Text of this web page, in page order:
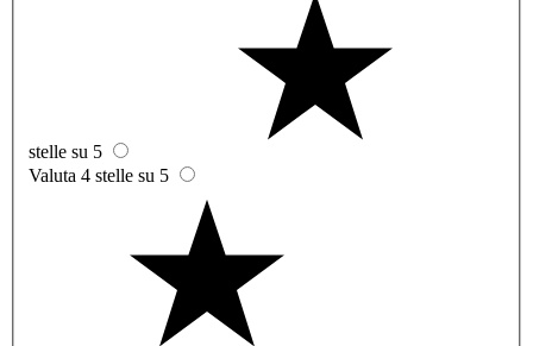
stelle su 5
Valuta 4 stelle su 5